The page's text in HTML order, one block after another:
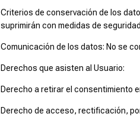
Criterios de conservación de los
suprimirán con medidas de
Comunicación de los datos: No se
Derechos que asisten al Usuario:
Derecho a retirar el consentimiento
Derecho de acceso, rectificación,